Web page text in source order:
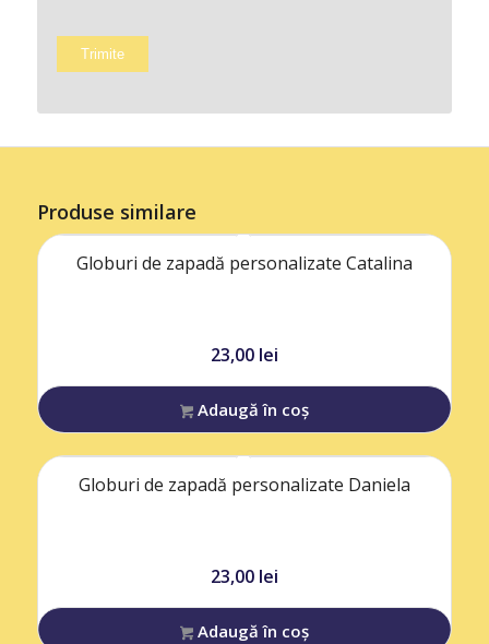
Produse similare
Globuri de zapadă personalizate Catalina
23,00 lei
Adaugă în coș
Globuri de zapadă personalizate Daniela
23,00 lei
Adaugă în coș